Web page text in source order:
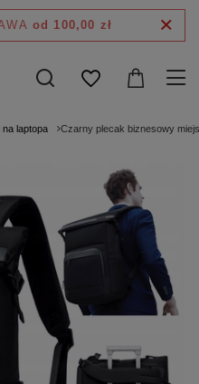
od 100,00 zł
na laptopa Czarny plecak biznesowy